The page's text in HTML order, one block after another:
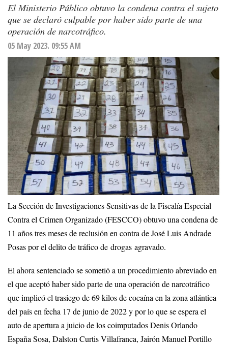
El Ministerio Público obtuvo la condena contra el sujeto
que se declaró culpable por haber sido parte de una
operación de narcotráfico.
05 May 2023. 09:55 AM
La Sección de Investigaciones Sensitivas de la Fiscalía Especial
Contra el Crimen Organizado (FESCCO) obtuvo una condena de
11 años tres meses de reclusión en contra de José Luis Andrade
Posas por el delito de tráfico de drogas agravado.
El ahora sentenciado se sometió a un procedimiento abreviado en
el que aceptó haber sido parte de una operación de narcotráfico
que implicó el trasiego de 69 kilos de cocaína en la zona atlántica
del país en fecha 17 de junio de 2022 y por lo que se espera el
auto de apertura a juicio de los coimputados Denis Orlando
España Sosa, Dalston Curtis Villafranca, Jairón Manuel Portillo